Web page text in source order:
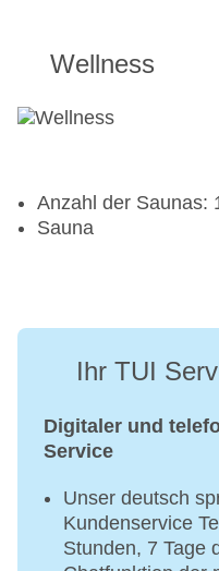
Wellness
Anzahl der Saunas:
Sauna
Ihr TUI
Digitaler und
Service
Unser deutsch
Kundenservice
Stunden, 7 Tage